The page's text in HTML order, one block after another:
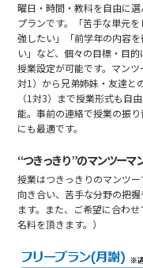
曜日・時間・教科を自由に選
プランです。「苦手な単元
強したい」「前学年の内容を
い」など、個々の目標・目的
授業設定が可能です。マンツ
対1）から兄弟姉妹・友達と
（1対3）まで授業形式も自
能。事前の連絡で授業の振
にも最適です。
“つきっきり”のマンツーマ
授業はつきっきりのマンツ
向き合い、苦手な分野の把
ます。また、ご希望に合わ
名料を頂きます。）